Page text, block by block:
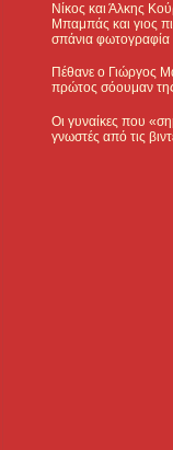
Νίκος και Άλκης
Μπαμπάς και γιος
σπάνια φωτογραφία
Πέθανε ο Γιώργος
πρώτος σόουμαν
Οι γυναίκες που
γνωστές από τις